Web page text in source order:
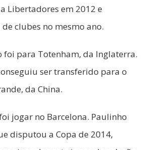
Libertadores em 2012 e
clubes no mesmo ano.
foi para Totenham, da Inglaterra.
ser transferido para o
da China.
jogar no Barcelona. Paulinho
disputou a Copa de 2014,